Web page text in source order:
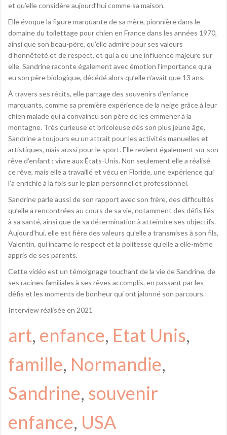
et qu’elle considère aujourd’hui comme sa maison.
Elle évoque la figure marquante de sa mère, pionnière dans le
domaine du toilettage pour chien en France dans les années 1970,
ainsi que son beau-père, qu’elle admire pour ses valeurs
d’honnêteté et de respect, et qui a eu une influence majeure sur
elle. Sandrine raconte également avec émotion l’importance qu’a
eu son père biologique, décédé alors qu’elle n’avait que 13 ans.
À travers ses récits, elle partage des souvenirs d’enfance
marquants, comme sa première expérience de la neige grâce à leur
chien malade qui a convaincu son père de les emmener à la
montagne. Très curieuse et bricoleuse dès son plus jeune âge,
Sandrine a toujours eu un attrait pour les activités manuelles et
artistiques, mais aussi pour le sport. Elle revient également sur son
rêve d’enfant : vivre aux États-Unis. Non seulement elle a réalisé
ce rêve, mais elle a travaillé et vécu en Floride, une expérience qui
l’a enrichie à la fois sur le plan personnel et professionnel.
Sandrine parle aussi de son rapport avec son frère, des difficultés
qu’elle a rencontrées au cours de sa vie, notamment des défis liés
à sa santé, ainsi que de sa détermination à atteindre ses objectifs.
Aujourd’hui, elle est fière des valeurs qu’elle a transmises à son fils,
Valentin, qui incarne le respect et la politesse qu’elle a elle-même
appris de ses parents.
Cette vidéo est un témoignage touchant de la vie de Sandrine, de
ses racines familiales à ses rêves accomplis, en passant par les
défis et les moments de bonheur qui ont jalonné son parcours.
Interview réalisée en 2021
art, enfance, Etat Unis
famille, Normandie
Sandrine, souvenir
enfance, USA